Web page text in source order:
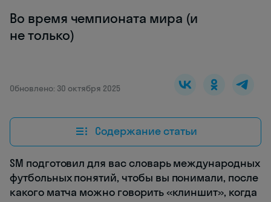
Во время чемпионата мира (и
не только)
Обновлено: 30 октября 2025
Содержание статьи
SM подготовил для вас словарь международных
футбольных понятий, чтобы вы понимали, после
какого матча можно говорить «клиншит», когда